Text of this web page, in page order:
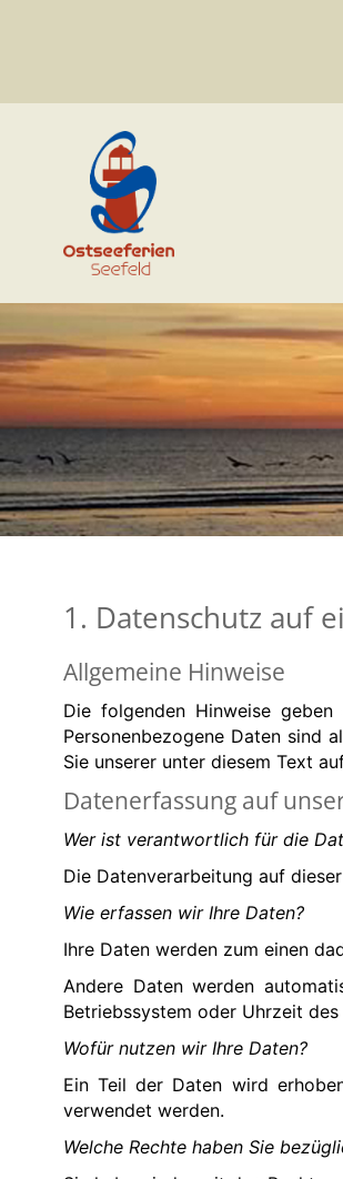
1. Datenschutz auf
Allgemeine Hinweise
Die folgenden Hinweise
Personenbezogene Daten sind
Sie unserer unter diesem Text
Datenerfassung auf
Wer ist verantwortlich für die
Die Datenverarbeitung auf
Wie erfassen wir Ihre Daten?
Ihre Daten werden zum einen
Andere Daten werden
Betriebssystem oder Uhrzeit
Wofür nutzen wir Ihre Daten?
Ein Teil der Daten wird
verwendet werden.
Welche Rechte haben Sie